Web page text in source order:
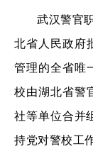
武汉警官
北省人民政府
管理的全省唯
校由湖北省警
社等单位合并
持党对警校工